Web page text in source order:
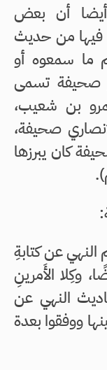
أيضا أن بعض
فيها من حديث
ما سمعوه أو
صحيفة تسمى
بن شعيب،
صحيفة،
كان يبرزها
عن كتابةِ
وكِلا الأَمرينِ
النهي عن
ووفقوا بعدة